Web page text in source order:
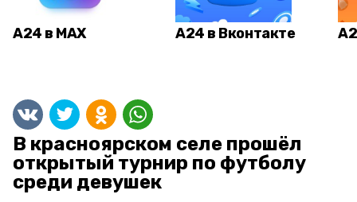
А24 в MAX А24 в Вконтакте
В красноярском селе прошёл
открытый турнир по футболу
среди девушек